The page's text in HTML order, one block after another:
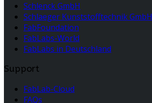
Schlenck GmbH
Schlaeger Kunststofftechnik GmbH
FabFoundation
FabLabs-World
FabLabs in Deutschland
Support
FabLab-Cloud
FAQs